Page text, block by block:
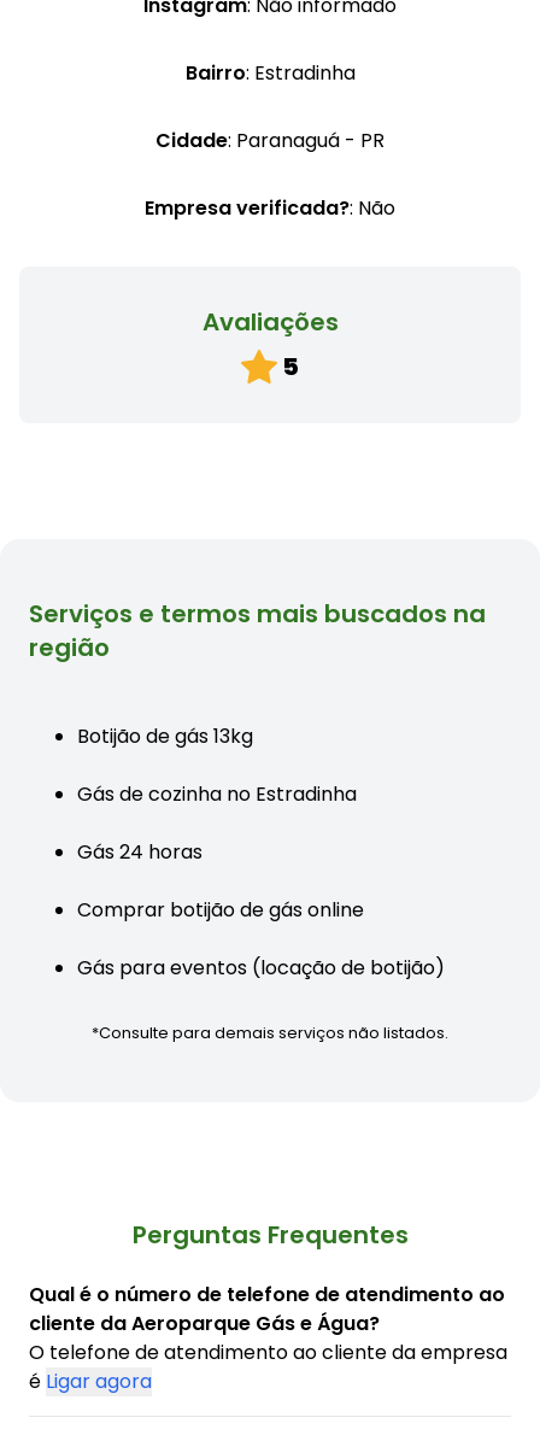
Instagram: Não informado
Bairro: Estradinha
Cidade: Paranaguá - PR
Empresa verificada?: Não
Avaliações
5
Serviços e termos mais buscados na
região
Botijão de gás 13kg
Gás de cozinha no Estradinha
Gás 24 horas
Comprar botijão de gás online
Gás para eventos (locação de botijão)
*Consulte para demais serviços não listados.
Perguntas Frequentes
Qual é o número de telefone de atendimento ao
cliente da Aeroparque Gás e Água?
O telefone de atendimento ao cliente da empresa
é Ligar agora